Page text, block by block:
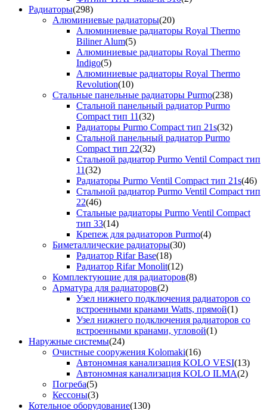
Радиаторы(298)
Алюминиевые радиаторы(20)
Алюминиевые радиаторы Royal Thermo
Biliner Alum(5)
Алюминиевые радиаторы Royal Thermo
Indigo(5)
Алюминиевые радиаторы Royal Thermo
Revolution(10)
Стальные панельные радиаторы Purmo(238)
Стальной панельный радиатор Purmo
Compact тип 11(32)
Радиаторы Purmo Compact тип 21s(32)
Стальной панельный радиатор Purmo
Compact тип 22(32)
Стальной радиатор Purmo Ventil Compact тип
11(32)
Радиаторы Purmo Ventil Compact тип 21s(46)
Стальной радиатор Purmo Ventil Compact тип
22(46)
Стальные радиаторы Purmo Ventil Compact
тип 33(14)
Крепеж для радиаторов Purmo(4)
Биметаллические радиаторы(30)
Радиатор Rifar Base(18)
Радиатор Rifar Monolit(12)
Комплектующие для радиаторов(8)
Арматура для радиаторов(2)
Узел нижнего подключения радиаторов со
встроенными кранами Watts, прямой(1)
Узел нижнего подключения радиаторов со
встроенными кранами, угловой(1)
Наружные системы(24)
Очистные сооружения Kolomaki(16)
Автономная канализация KOLO VESI(13)
Автономная канализация KOLO ILMA(2)
Погреба(5)
Кессоны(3)
Котельное оборудование(130)